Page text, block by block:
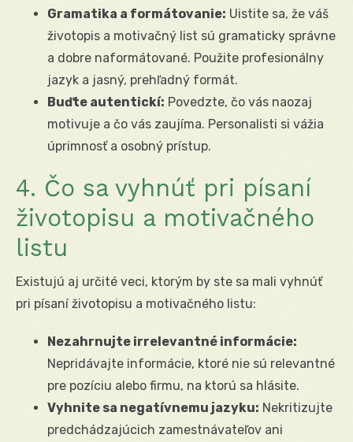
Gramatika a formátovanie: Uistite sa, že váš
životopis a motivačný list sú gramaticky správne
a dobre naformátované. Použite profesionálny
jazyk a jasný, prehľadný formát.
Buďte autentickí: Povedzte, čo vás naozaj
motivuje a čo vás zaujíma. Personalisti si vážia
úprimnosť a osobný prístup.
4. Čo sa vyhnúť pri písaní
životopisu a motivačného
listu
Existujú aj určité veci, ktorým by ste sa mali vyhnúť
pri písaní životopisu a motivačného listu:
Nezahrnujte irrelevantné informácie:
Nepridávajte informácie, ktoré nie sú relevantné
pre pozíciu alebo firmu, na ktorú sa hlásite.
Vyhnite sa negatívnemu jazyku: Nekritizujte
predchádzajúcich zamestnávateľov ani